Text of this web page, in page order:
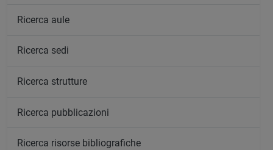
Ricerca aule
Ricerca sedi
Ricerca strutture
Ricerca pubblicazioni
Ricerca risorse bibliografiche